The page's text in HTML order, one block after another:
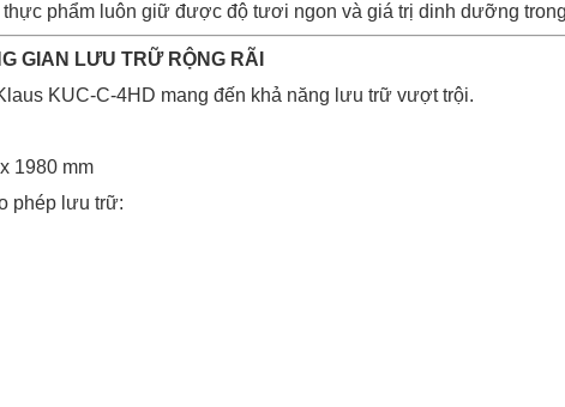
phẩm luôn giữ được độ tươi ngon và giá trị dinh dưỡng
GIAN LƯU TRỮ RỘNG RÃI
KUC-C-4HD mang đến khả năng lưu trữ vượt trội.
1980 mm
phép lưu trữ: